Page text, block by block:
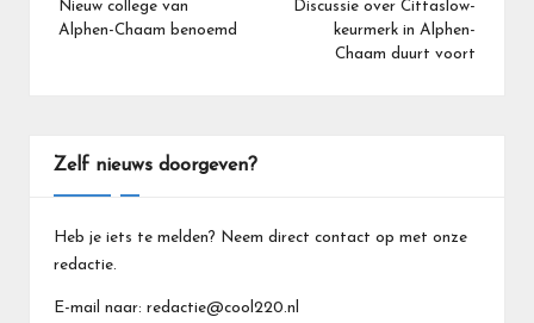
navigatie
Nieuw college van
Alphen-Chaam benoemd
Discussie over Cittaslow-
keurmerk in Alphen-
Chaam duurt voort
Zelf nieuws doorgeven?
Heb je iets te melden? Neem direct contact op met onze
redactie.
E-mail naar: redactie@cool220.nl